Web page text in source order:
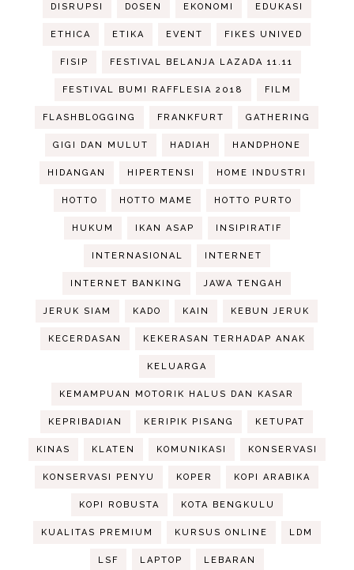
DISRUPSI DOSEN EKONOMI EDUKASI
ETHICA ETIKA EVENT FIKES UNIVED
FISIP FESTIVAL BELANJA LAZADA 11.11
FESTIVAL BUMI RAFFLESIA 2018 FILM
FLASHBLOGGING FRANKFURT GATHERING
GIGI DAN MULUT HADIAH HANDPHONE
HIDANGAN HIPERTENSI HOME INDUSTRI
HOTTO HOTTO MAME HOTTO PURTO
HUKUM IKAN ASAP INSIPIRATIF
INTERNASIONAL INTERNET
INTERNET BANKING JAWA TENGAH
JERUK SIAM KADO KAIN KEBUN JERUK
KECERDASAN KEKERASAN TERHADAP ANAK
KELUARGA
KEMAMPUAN MOTORIK HALUS DAN KASAR
KEPRIBADIAN KERIPIK PISANG KETUPAT
KINAS KLATEN KOMUNIKASI KONSERVASI
KONSERVASI PENYU KOPER KOPI ARABIKA
KOPI ROBUSTA KOTA BENGKULU
KUALITAS PREMIUM KURSUS ONLINE LDM
LSF LAPTOP LEBARAN